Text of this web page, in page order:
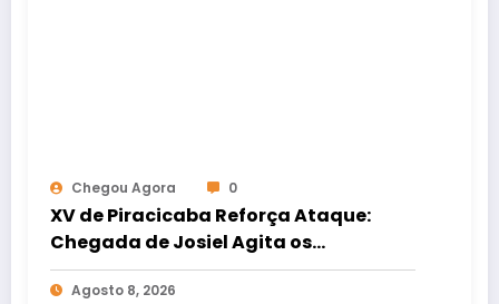
Chegou Agora 0
XV de Piracicaba Reforça Ataque:
Chegada de Josiel Agita os
Bastidores da Copa Paulista
Agosto 8, 2026